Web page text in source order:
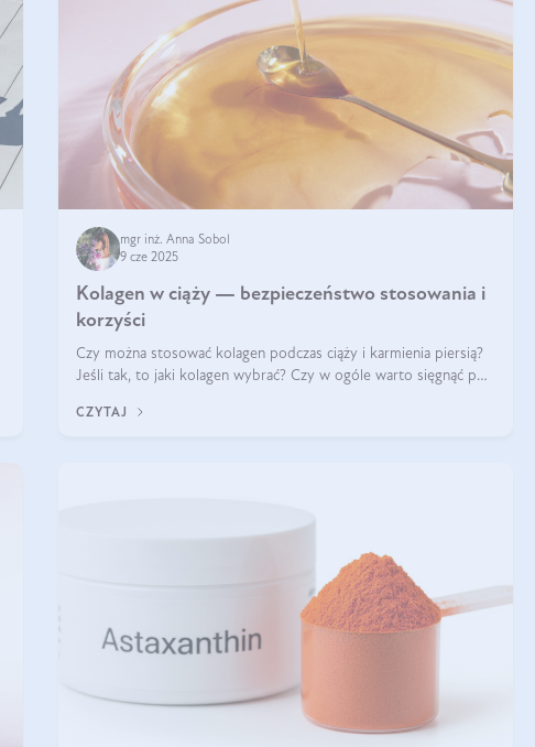
mgr inż. Anna Sobol
9 cze 2025
Kolagen w ciąży — bezpieczeństwo stosowania i
korzyści
Czy można stosować kolagen podczas ciąży i karmienia piersią?
Jeśli tak, to jaki kolagen wybrać? Czy w ogóle warto sięgnąć po
CZYTAJ